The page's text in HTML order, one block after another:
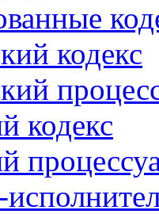
кодекс
кодекс